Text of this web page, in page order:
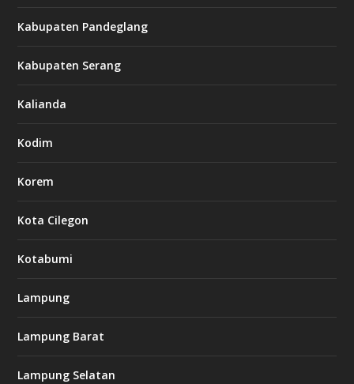
Kabupaten Pandeglang
Kabupaten Serang
Kalianda
Kodim
Korem
Kota Cilegon
Kotabumi
Lampung
Lampung Barat
Lampung Selatan